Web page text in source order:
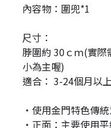
內容物：圍兜*1
尺寸：
脖圍約 30ｃｍ(實
小為主喔)
適合： 3-24個月以
・使用金門特色傳
・正面：主要使用